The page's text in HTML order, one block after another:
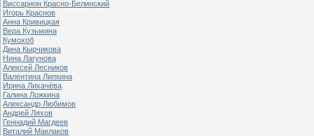
Виссарион Красно-Белинский
Игорь Краснов
Анна Кривицкая
Вера Кузьмина
Кумохоб
Дина Кырчикова
Нина Лагунова
Алексей Лесников
Валентина Липкина
Ирина Лихачёва
Галина Ложкина
Александр Любимов
Андрей Ляхов
Геннадий Магдеев
Виталий Маклаков